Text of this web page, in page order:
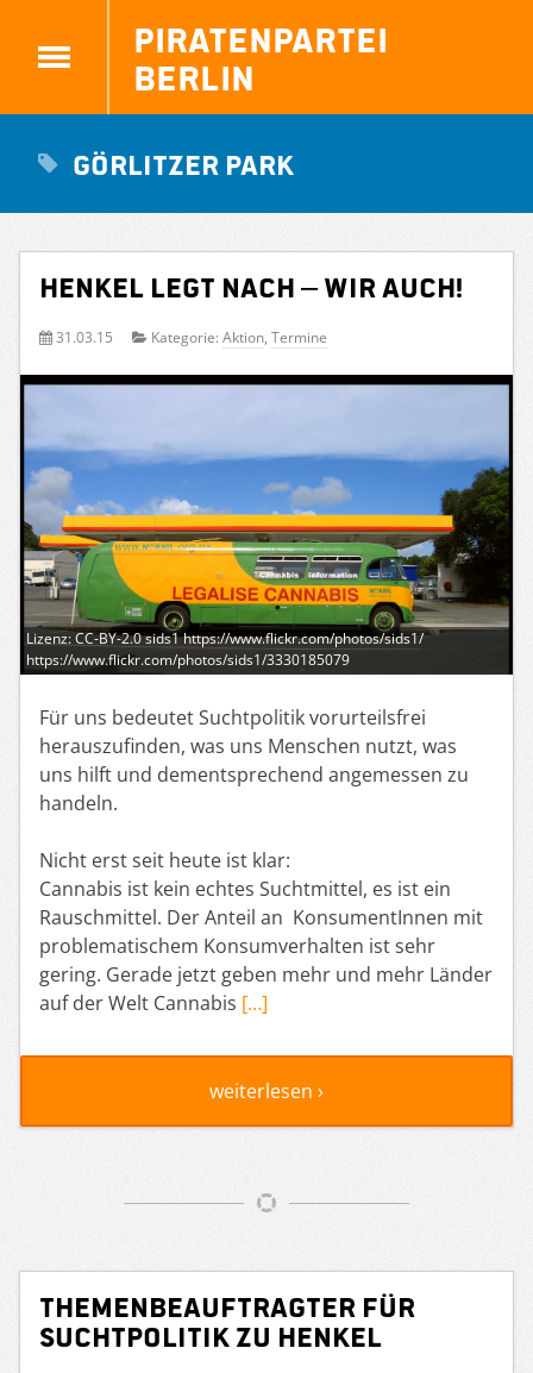
Piratenpartei
Berlin
Görlitzer Park
Henkel legt nach – wir auch!
31.03.15 Kategorie: Aktion, Termine
Lizenz: CC-BY-2.0 sids1 https://www.flickr.com/photos/sids1/
https://www.flickr.com/photos/sids1/3330185079
Für uns bedeutet Suchtpolitik vorurteilsfrei
herauszufinden, was uns Menschen nutzt, was
uns hilft und dementsprechend angemessen zu
handeln.
Nicht erst seit heute ist klar:
Cannabis ist kein echtes Suchtmittel, es ist ein
Rauschmittel. Der Anteil an KonsumentInnen mit
problematischem Konsumverhalten ist sehr
gering. Gerade jetzt geben mehr und mehr Länder
auf der Welt Cannabis […]
weiterlesen ›
Themenbeauftragter für
Suchtpolitik zu Henkel